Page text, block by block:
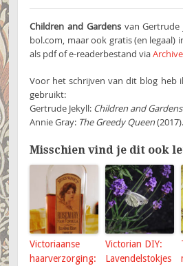
Children and Gardensvan Gertrude
bol.com, maar ook gratis (en legaal)
als pdf of e-readerbestand via
Voor het schrijven van dit blog heb
gebruikt:
Gertrude Jekyll: Children and Gardens
Annie Gray: The Greedy Queen(2017).
Misschien vind je dit ook
Victoriaanse
haarverzorging:
Victorian DIY:
Lavendelstokjes